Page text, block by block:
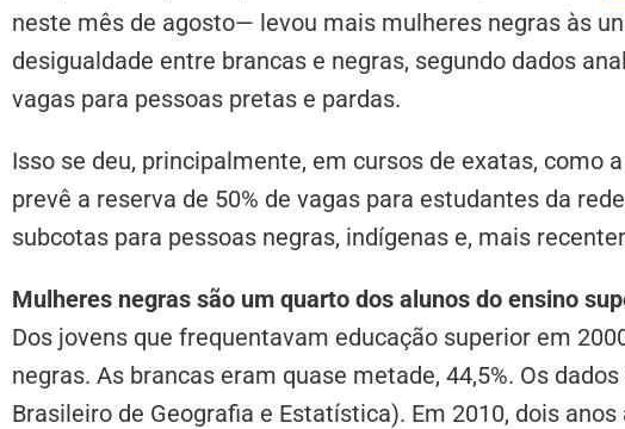
neste mês de agosto— levou mais mulheres negras às
desigualdade entre brancas e negras, segundo dados
vagas para pessoas pretas e pardas.
Isso se deu, principalmente, em cursos de exatas, como
prevê a reserva de 50% de vagas para estudantes da
subcotas para pessoas negras, indígenas e, mais
Mulheres negras são um quarto dos alunos do ensino
Dos jovens que frequentavam educação superior em
negras. As brancas eram quase metade, 44,5%. Os
Brasileiro de Geografia e Estatística). Em 2010, dois